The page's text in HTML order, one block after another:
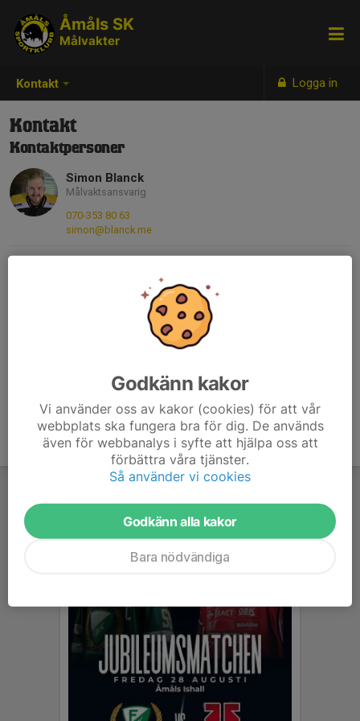
Kontakt Logga in
Åmåls SK
Målvakter
Kontakt
Kontaktpersoner
Simon Blanck
Målvaktsansvarig
070-353 80 63
simon@blanck.me
Godkänn kakor
Vi använder oss av kakor (cookies) för att vår
webbplats ska fungera bra för dig. De används
även för webbanalys i syfte att hjälpa oss att
förbättra våra tjänster.
Så använder vi cookies
Godkänn alla kakor
Bara nödvändiga